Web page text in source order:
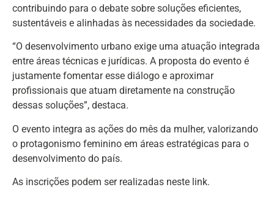
contribuindo para o debate sobre soluções eficientes,
sustentáveis e alinhadas às necessidades da sociedade.
“O desenvolvimento urbano exige uma atuação integrada
entre áreas técnicas e jurídicas. A proposta do evento é
justamente fomentar esse diálogo e aproximar
profissionais que atuam diretamente na construção
dessas soluções”, destaca.
O evento integra as ações do mês da mulher, valorizando
o protagonismo feminino em áreas estratégicas para o
desenvolvimento do país.
As inscrições podem ser realizadas neste link.